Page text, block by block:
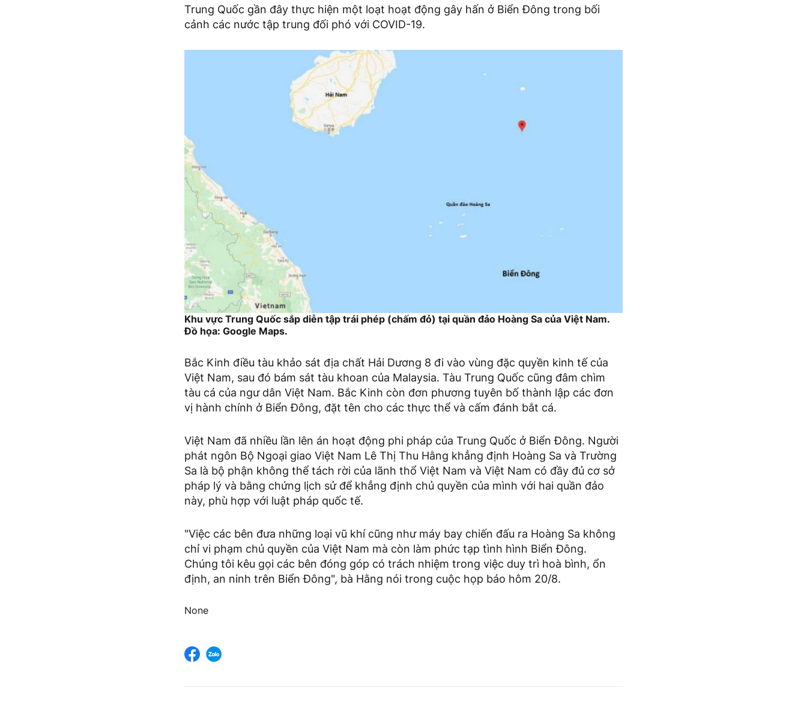
Trung Quốc gần đây thực hiện một loạt hoạt động gây hấn ở Biển Đông trong bối
cảnh các nước tập trung đối phó với COVID-19.
Khu vực Trung Quốc sắp diễn tập trái phép (chấm đỏ) tại quần đảo Hoàng Sa của Việt Nam.
Đồ họa: Google Maps.
Bắc Kinh điều tàu khảo sát địa chất Hải Dương 8 đi vào vùng đặc quyền kinh tế của
Việt Nam, sau đó bám sát tàu khoan của Malaysia. Tàu Trung Quốc cũng đâm chìm
tàu cá của ngư dân Việt Nam. Bắc Kinh còn đơn phương tuyên bố thành lập các đơn
vị hành chính ở Biển Đông, đặt tên cho các thực thể và cấm đánh bắt cá.
Việt Nam đã nhiều lần lên án hoạt động phi pháp của Trung Quốc ở Biển Đông. Người
phát ngôn Bộ Ngoại giao Việt Nam Lê Thị Thu Hằng khẳng định Hoàng Sa và Trường
Sa là bộ phận không thể tách rời của lãnh thổ Việt Nam và Việt Nam có đầy đủ cơ sở
pháp lý và bằng chứng lịch sử để khẳng định chủ quyền của mình với hai quần đảo
này, phù hợp với luật pháp quốc tế.
"Việc các bên đưa những loại vũ khí cũng như máy bay chiến đấu ra Hoàng Sa không
chỉ vi phạm chủ quyền của Việt Nam mà còn làm phức tạp tình hình Biển Đông.
Chúng tôi kêu gọi các bên đóng góp có trách nhiệm trong việc duy trì hoà bình, ổn
định, an ninh trên Biển Đông", bà Hằng nói trong cuộc họp báo hôm 20/8.
None